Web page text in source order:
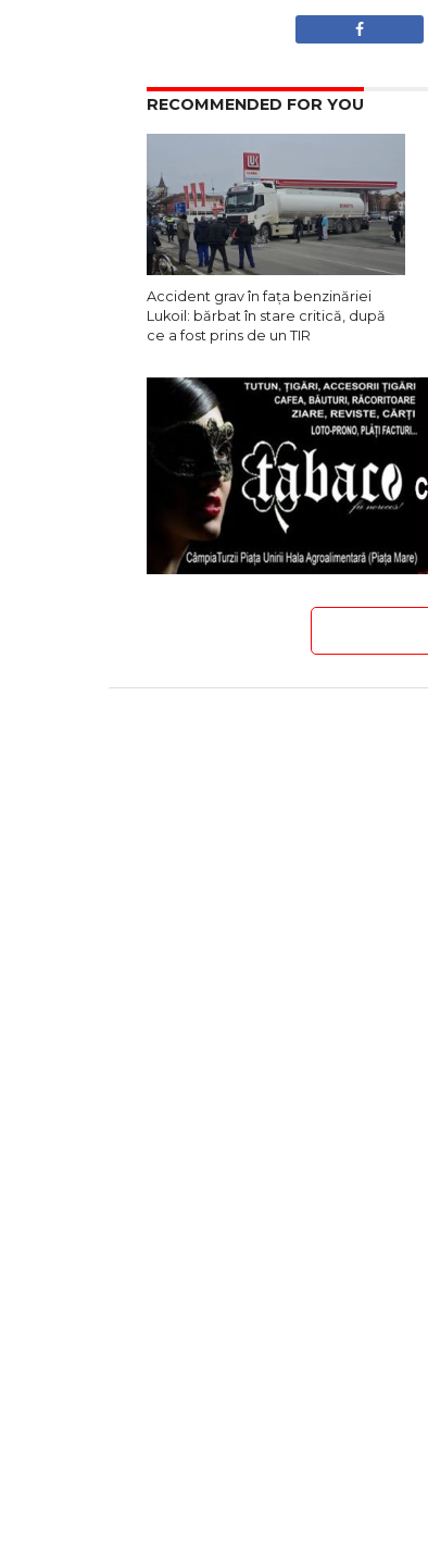
RECOMMENDED FOR YOU
Accident grav în fața benzinăriei
Lukoil: bărbat în stare critică, după
ce a fost prins de un TIR